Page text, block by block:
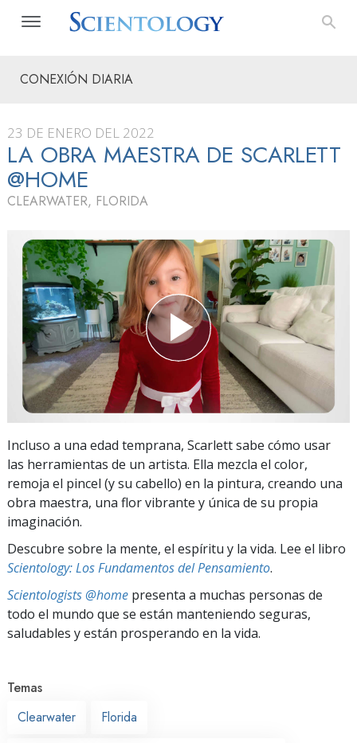
CONEXIÓN DIARIA
23 DE ENERO DEL 2022
LA OBRA MAESTRA DE SCARLETT
@HOME
CLEARWATER, FLORIDA
Incluso a una edad temprana, Scarlett sabe cómo usar
las herramientas de un artista. Ella mezcla el color,
remoja el pincel (y su cabello) en la pintura, creando una
obra maestra, una flor vibrante y única de su propia
imaginación.
Descubre sobre la mente, el espíritu y la vida. Lee el libro
Scientology: Los Fundamentos del Pensamiento.
Scientologists @home presenta a muchas personas de
todo el mundo que se están manteniendo seguras,
saludables y están prosperando en la vida.
Temas
Clearwater
Florida